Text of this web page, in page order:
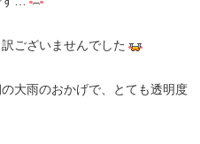
ございませんでした
大雨のおかげで、とても透明度